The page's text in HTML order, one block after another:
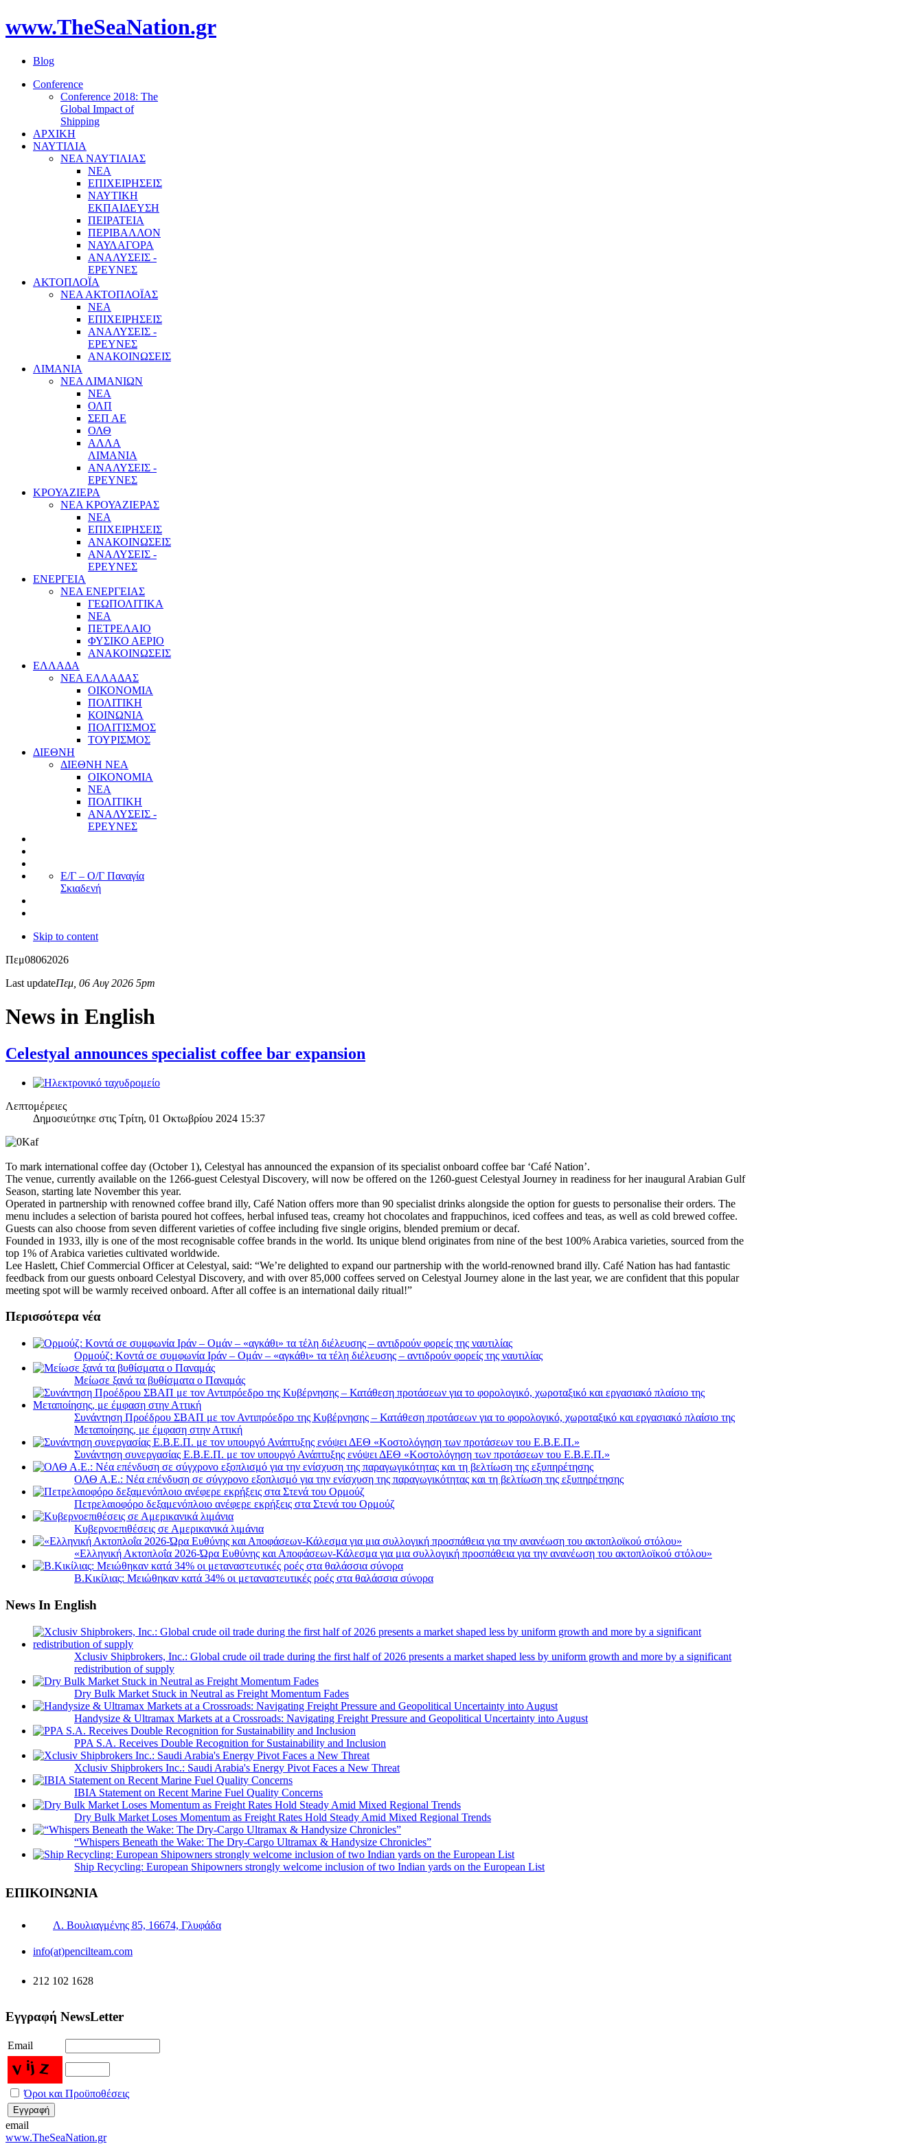
www.TheSeaNation.gr
Blog
Conference
Conference 2018: The
Global Impact of
Shipping
ΑΡΧΙΚΗ
ΝΑΥΤΙΛΙΑ
ΝΕΑ ΝΑΥΤΙΛΙΑΣ
ΝΕΑ
ΕΠΙΧΕΙΡΗΣΕΙΣ
ΝΑΥΤΙΚΗ
ΕΚΠΑΙΔΕΥΣΗ
ΠΕΙΡΑΤΕΙΑ
ΠΕΡΙΒΑΛΛΟΝ
ΝΑΥΛΑΓΟΡΑ
ΑΝΑΛΥΣΕΙΣ -
ΕΡΕΥΝΕΣ
ΑΚΤΟΠΛΟΪΑ
ΝΕΑ ΑΚΤΟΠΛΟΪΑΣ
ΝΕΑ
ΕΠΙΧΕΙΡΗΣΕΙΣ
ΑΝΑΛΥΣΕΙΣ -
ΕΡΕΥΝΕΣ
ΑΝΑΚΟΙΝΩΣΕΙΣ
ΛΙΜΑΝΙΑ
ΝΕΑ ΛΙΜΑΝΙΩΝ
ΝΕΑ
ΟΛΠ
ΣΕΠ ΑΕ
ΟΛΘ
ΑΛΛΑ
ΛΙΜΑΝΙΑ
ΑΝΑΛΥΣΕΙΣ -
ΕΡΕΥΝΕΣ
ΚΡΟΥΑΖΙΕΡΑ
ΝΕΑ ΚΡΟΥΑΖΙΕΡΑΣ
NEA
ΕΠΙΧΕΙΡΗΣΕΙΣ
ΑΝΑΚΟΙΝΩΣΕΙΣ
ΑΝΑΛΥΣΕΙΣ -
ΕΡΕΥΝΕΣ
ΕΝΕΡΓΕΙΑ
ΝΕΑ ΕΝΕΡΓΕΙΑΣ
ΓΕΩΠΟΛΙΤΙΚΑ
ΝΕΑ
ΠΕΤΡΕΛΑΙΟ
ΦΥΣΙΚΟ ΑΕΡΙΟ
ΑΝΑΚΟΙΝΩΣΕΙΣ
ΕΛΛΑΔΑ
ΝΕΑ ΕΛΛΑΔΑΣ
ΟΙΚΟΝΟΜΙΑ
ΠΟΛΙΤΙΚΗ
ΚΟΙΝΩΝΙΑ
ΠΟΛΙΤΙΣΜΟΣ
ΤΟΥΡΙΣΜΟΣ
ΔΙΕΘΝΗ
ΔΙΕΘΝΗ ΝΕΑ
ΟΙΚΟΝΟΜΙΑ
ΝΕΑ
ΠΟΛΙΤΙΚΗ
ΑΝΑΛΥΣΕΙΣ -
ΕΡΕΥΝΕΣ
Ε/Γ – Ο/Γ Παναγία
Σκιαδενή
Skip to content
Πεμ08062026
Last updateΠεμ, 06 Αυγ 2026 5pm
News in English
Celestyal announces specialist coffee bar expansion
Λεπτομέρειες
Δημοσιεύτηκε στις Τρίτη, 01 Οκτωβρίου 2024 15:37
To mark international coffee day (October 1), Celestyal has announced the expansion of its specialist onboard coffee bar ‘Café Nation’.
The venue, currently available on the 1266-guest Celestyal Discovery, will now be offered on the 1260-guest Celestyal Journey in readiness for her inaugural Arabian Gulf
Season, starting late November this year.
Operated in partnership with renowned coffee brand illy, Café Nation offers more than 90 specialist drinks alongside the option for guests to personalise their orders. The
menu includes a selection of barista poured hot coffees, herbal infused teas, creamy hot chocolates and frappuchinos, iced coffees and teas, as well as cold brewed coffee.
Guests can also choose from seven different varieties of coffee including five single origins, blended premium or decaf.
Founded in 1933, illy is one of the most recognisable coffee brands in the world. Its unique blend originates from nine of the best 100% Arabica varieties, sourced from the
top 1% of Arabica varieties cultivated worldwide.
Lee Haslett, Chief Commercial Officer at Celestyal, said: “We’re delighted to expand our partnership with the world-renowned brand illy. Café Nation has had fantastic
feedback from our guests onboard Celestyal Discovery, and with over 85,000 coffees served on Celestyal Journey alone in the last year, we are confident that this popular
meeting spot will be warmly received onboard. After all coffee is an international daily ritual!”
Περισσότερα νέα
Ορμούζ: Κοντά σε συμφωνία Ιράν – Ομάν – «αγκάθι» τα τέλη διέλευσης – αντιδρούν φορείς της ναυτιλίας
Μείωσε ξανά τα βυθίσματα ο Παναμάς
Συνάντηση Προέδρου ΣΒΑΠ με τον Αντιπρόεδρο της Κυβέρνησης – Κατάθεση προτάσεων για το φορολογικό, χωροταξικό και εργασιακό πλαίσιο της
Μεταποίησης, με έμφαση στην Αττική
Συνάντηση συνεργασίας Ε.Β.Ε.Π. με τον υπουργό Ανάπτυξης ενόψει ΔΕΘ «Κοστολόγηση των προτάσεων του Ε.Β.Ε.Π.»
ΟΛΘ Α.Ε.: Νέα επένδυση σε σύγχρονο εξοπλισμό για την ενίσχυση της παραγωγικότητας και τη βελτίωση της εξυπηρέτησης
Πετρελαιοφόρο δεξαμενόπλοιο ανέφερε εκρήξεις στα Στενά του Ορμούζ
Κυβερνοεπιθέσεις σε Αμερικανικά λιμάνια
«Ελληνική Ακτοπλοΐα 2026-Ώρα Ευθύνης και Αποφάσεων-Κάλεσμα για μια συλλογική προσπάθεια για την ανανέωση του ακτοπλοϊκού στόλου»
B.Κικίλιας: Μειώθηκαν κατά 34% οι μεταναστευτικές ροές στα θαλάσσια σύνορα
News In English
Xclusiv Shipbrokers, Inc.: Global crude oil trade during the first half of 2026 presents a market shaped less by uniform growth and more by a significant
redistribution of supply
Dry Bulk Market Stuck in Neutral as Freight Momentum Fades
Handysize & Ultramax Markets at a Crossroads: Navigating Freight Pressure and Geopolitical Uncertainty into August
PPA S.A. Receives Double Recognition for Sustainability and Inclusion
Xclusiv Shipbrokers Inc.: Saudi Arabia's Energy Pivot Faces a New Threat
IBIA Statement on Recent Marine Fuel Quality Concerns
Dry Bulk Market Loses Momentum as Freight Rates Hold Steady Amid Mixed Regional Trends
“Whispers Beneath the Wake: The Dry‑Cargo Ultramax & Handysize Chronicles”
Ship Recycling: European Shipowners strongly welcome inclusion of two Indian yards on the European List
ΕΠΙΚΟΙΝΩΝΙΑ
Λ. Βουλιαγμένης 85, 16674, Γλυφάδα
info(at)pencilteam.com
212 102 1628
Εγγραφή NewsLetter
Email
Όροι και Προϋποθέσεις
email
www.TheSeaNation.gr